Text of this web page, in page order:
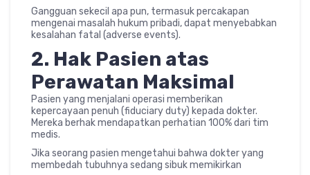
Gangguan sekecil apa pun, termasuk percakapan
mengenai masalah hukum pribadi, dapat menyebabkan
kesalahan fatal (adverse events).
2. Hak Pasien atas
Perawatan Maksimal
Pasien yang menjalani operasi memberikan
kepercayaan penuh (fiduciary duty) kepada dokter.
Mereka berhak mendapatkan perhatian 100% dari tim
medis.
Jika seorang pasien mengetahui bahwa dokter yang
membedah tubuhnya sedang sibuk memikirkan